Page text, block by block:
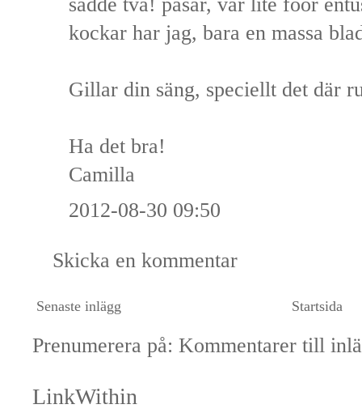
kockar har jag, bara en massa
Gillar din säng, speciellt det där
Ha det bra!
Camilla
2012-08-30 09:50
Skicka en kommentar
Senaste inlägg Startsida
Prenumerera på: Kommentarer till
LinkWithin